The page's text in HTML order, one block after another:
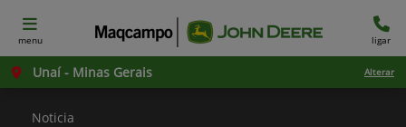
menu ligar
Unaí - Minas Gerais Alterar
Noticia